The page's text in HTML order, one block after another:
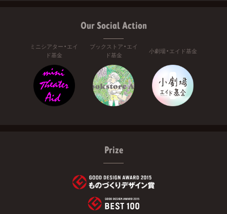
Our Social Action
ミニシアター・エイ
ド基金
ブックストア・エイ
ド基金
小劇場・エイド基金
Prize